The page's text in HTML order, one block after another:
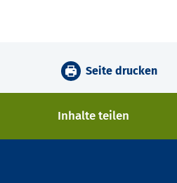
Seite drucken
Inhalte teilen